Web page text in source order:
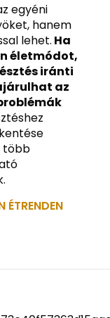
egyéni
hanem
lehet. Ha
életmódot,
iránti
az
több